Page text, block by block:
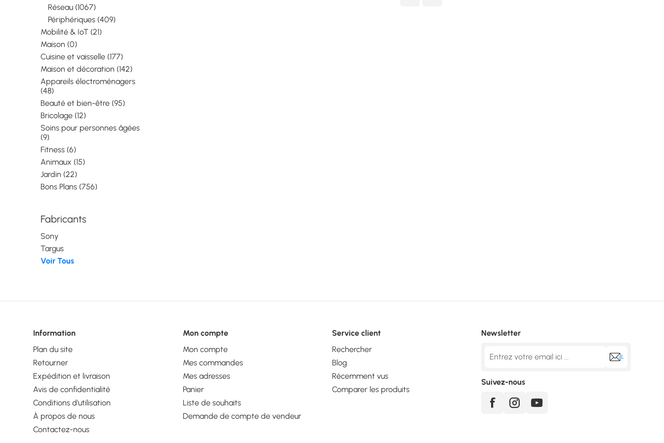
Réseau (1067)
Périphériques (409)
Mobilité & IoT (21)
Maison (0)
Cuisine et vaisselle (177)
Maison et décoration (142)
Appareils électroménagers
(48)
Beauté et bien-être (95)
Bricolage (12)
Soins pour personnes âgées
(9)
Fitness (6)
Animaux (15)
Jardin (22)
Bons Plans (756)
Fabricants
Sony
Targus
Voir Tous
Information
Plan du site
Retourner
Expédition et livraison
Avis de confidentialité
Conditions d'utilisation
À propos de nous
Contactez-nous
Mon compte
Mon compte
Mes commandes
Mes adresses
Panier
Liste de souhaits
Demande de compte de vendeur
Service client
Rechercher
Blog
Récemment vus
Comparer les produits
Newsletter
Suivez-nous